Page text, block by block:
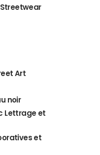
Art
noir
Lettrage et
et